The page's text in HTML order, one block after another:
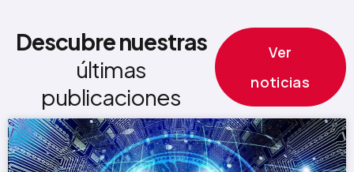
Descubre nuestras
últimas
publicaciones
Ver
noticias